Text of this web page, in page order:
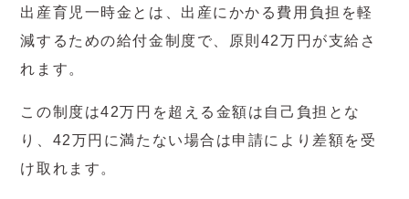
出産育児一時金とは、出産にかかる費用負担を軽
減するための給付金制度で、原則42万円が支給さ
れます。
この制度は42万円を超える金額は自己負担とな
り、42万円に満たない場合は申請により差額を受
け取れます。